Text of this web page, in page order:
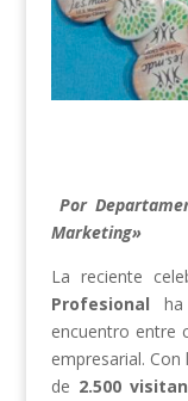
Por
Marketing»
La reciente
Profesional ha
encuentro entre
empresarial.
de 2.500